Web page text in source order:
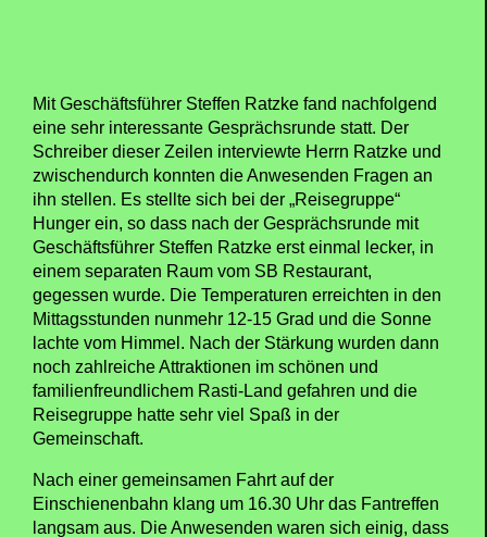
Mit Geschäftsführer Steffen Ratzke fand nachfolgend
eine sehr interessante Gesprächsrunde statt. Der
Schreiber dieser Zeilen interviewte Herrn Ratzke und
ihn stellen. Es stellte sich bei der „Reisegruppe“
Hunger ein, so dass nach der Gesprächsrunde mit
Geschäftsführer Steffen Ratzke erst einmal lecker, in